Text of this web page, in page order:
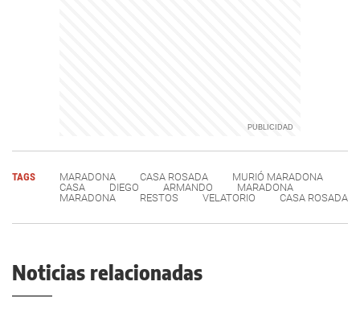
TAGS MARADONA CASA ROSADA
MURIÓ MARADONA
CASA
DIEGO ARMANDO
MARADONA
MARADONA
RESTOS VELATORIO CASA ROSADA
Noticias relacionadas